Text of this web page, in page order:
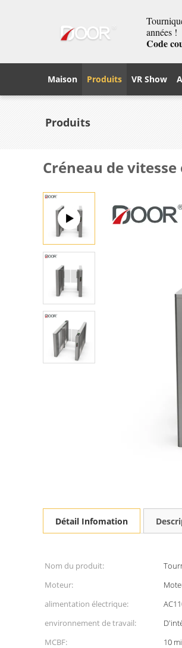
années !
Code
Maison Produits VR Show
Produits
Créneau de
Détail Infomation
Nom du produit:
Moteur:
alimentation électrique:
environnement de travail:
MCBF:
10